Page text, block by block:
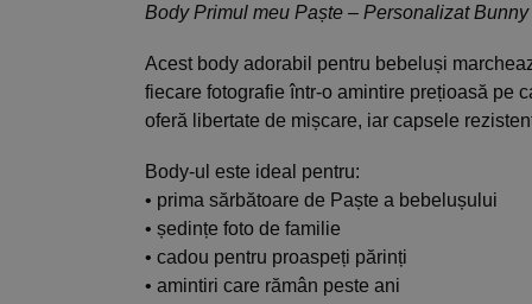
Body Primul meu Paște – Personalizat Bunny
Acest body adorabil pentru bebeluși
fiecare fotografie într-o amintire prețioasă pe
oferă libertate de mișcare, iar capsele
Body-ul este ideal pentru:
• prima sărbătoare de Paște a bebelușului
• ședințe foto de familie
• cadou pentru proaspeți părinți
• amintiri care rămân peste ani